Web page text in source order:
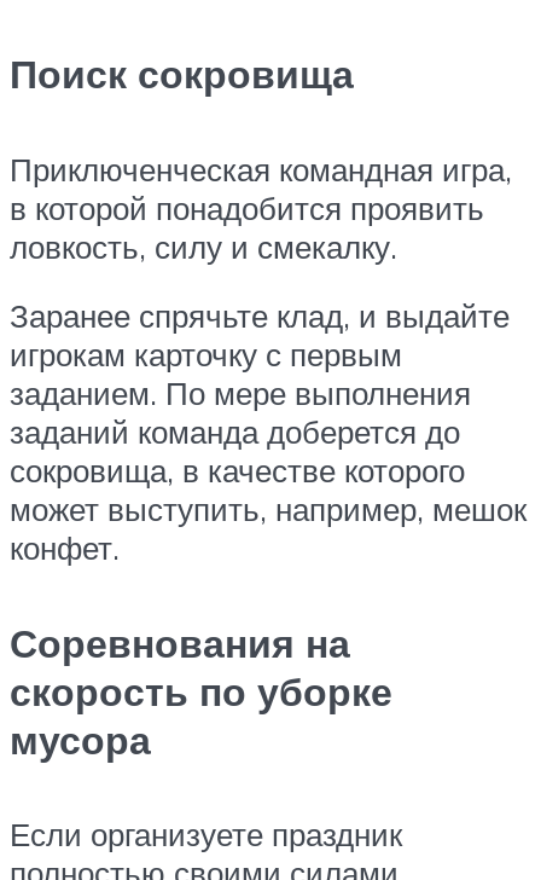
Поиск сокровища
Приключенческая командная игра,
в которой понадобится проявить
ловкость, силу и смекалку.
Заранее спрячьте клад, и выдайте
игрокам карточку с первым
заданием. По мере выполнения
заданий команда доберется до
сокровища, в качестве которого
может выступить, например, мешок
конфет.
Соревнования на
скорость по уборке
мусора
Если организуете праздник